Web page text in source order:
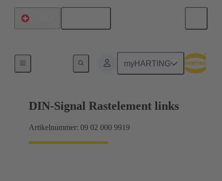
myHARTING
DIN-Signal Rastelement links
Artikelnummer: 09 02 000 9919